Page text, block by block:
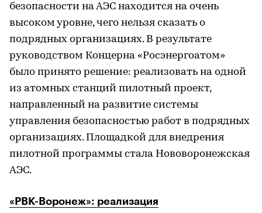
безопасности на АЭС находится на очень
высоком уровне, чего нельзя сказать о
подрядных организациях. В результате
руководством Концерна «Росэнергоатом»
было принято решение: реализовать на одной
из атомных станций пилотный проект,
направленный на развитие системы
управления безопасностью работ в подрядных
организациях. Площадкой для внедрения
пилотной программы стала Нововоронежская
АЭС.
«РВК-Воронеж»: реализация